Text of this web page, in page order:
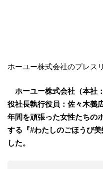
ホーユー株式会社のプレス
ホーユー株式会社（本社
役社長執行役員：佐々木義
年間を頑張った女性たちの
する『#わたしのごほうび
した。